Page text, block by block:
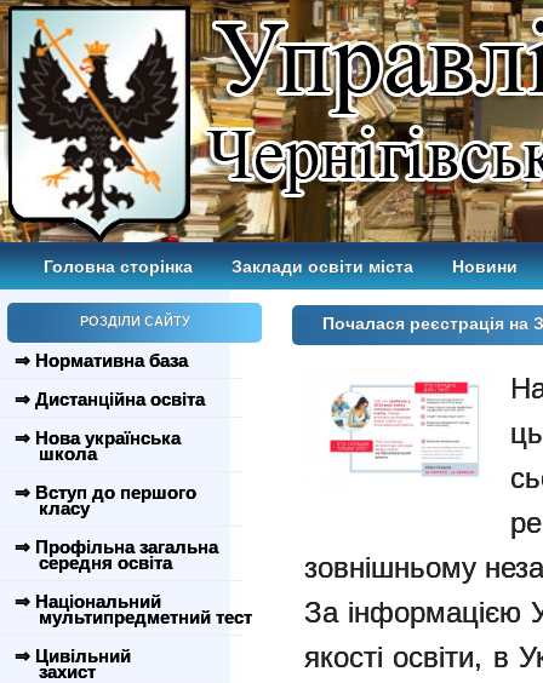
Головна сторінка Заклади освіти міста Новини
РОЗДІЛИ САЙТУ
⇒ Нормативна база
⇒ Дистанційна освіта
⇒ Нова українська
школа
⇒ Вступ до першого
класу
⇒ Профільна загальна
середня освіта
⇒ Національний
мультипредметний тест
⇒ Цивільний
захист
Почалася реєстрація на
зовнішньому
За інформацією
якості освіти, в